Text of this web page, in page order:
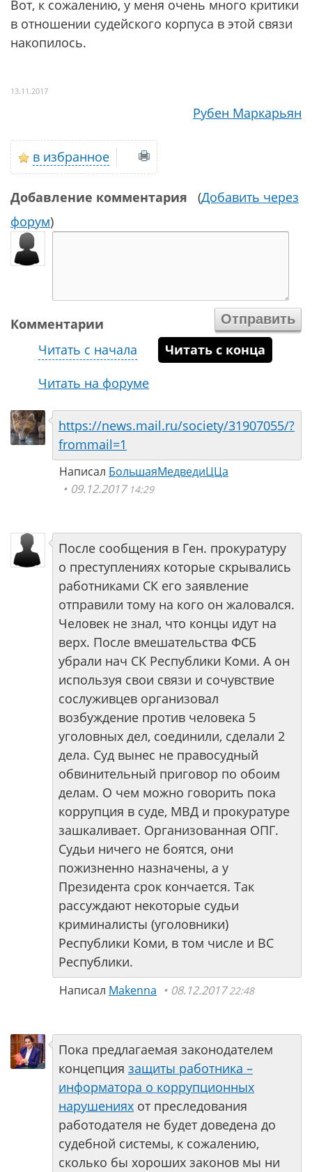
Вот, к сожалению, у меня очень много критики
в отношении судейского корпуса в этой связи
накопилось.
13.11.2017
Рубен Маркарьян
в избранное
Добавление комментария (Добавить через
форум)
Комментарии
Читать с начала
Читать с конца
Читать на форуме
https://news.mail.ru/society/31907055/?
frommail=1
Написал БольшаяМедведиЦЦа
09.12.2017 14:29
После сообщения в Ген. прокуратуру
о преступлениях которые скрывались
работниками СК его заявление
отправили тому на кого он жаловался.
Человек не знал, что концы идут на
верх. После вмешательства ФСБ
убрали нач СК Республики Коми. А он
используя свои связи и сочувствие
сослуживцев организовал
возбуждение против человека 5
уголовных дел, соединили, сделали 2
дела. Суд вынес не правосудный
обвинительный приговор по обоим
делам. О чем можно говорить пока
коррупция в суде, МВД и прокуратуре
зашкаливает. Организованная ОПГ.
Судьи ничего не боятся, они
пожизненно назначены, а у
Президента срок кончается. Так
рассуждают некоторые судьи
криминалисты (уголовники)
Республики Коми, в том числе и ВС
Республики.
Написал Makenna 08.12.201722:48
Пока предлагаемая законодателем
концепция защиты работника –
информатора о коррупционных
нарушениях от преследования
работодателя не будет доведена до
судебной системы, к сожалению,
сколько бы хороших законов мы ни